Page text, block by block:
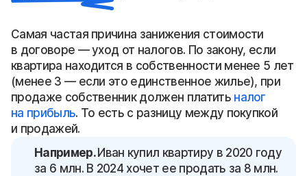
Самая частая причина занижения стоимости
в договоре — уход от налогов. По закону, если
квартира находится в собственности менее 5 лет
(менее 3 — если это единственное жилье), при
продаже собственник должен платить налог
на прибыль. То есть с разницу между покупкой
и продажей.
Например.Иван купил квартиру в 2020 году
за 6 млн. В 2024 хочет ее продать за 8 млн.